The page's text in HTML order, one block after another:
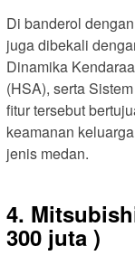
Di banderol
juga dibekali
Dinamika
(HSA), serta
fitur tersebut
keamanan
jenis medan.
4.
300 juta )